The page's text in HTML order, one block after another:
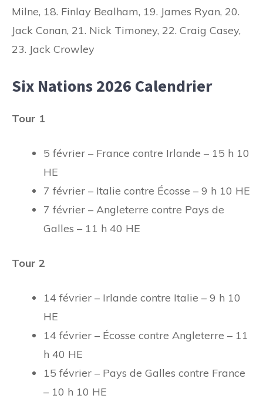
Milne, 18. Finlay Bealham, 19. James Ryan, 20.
Jack Conan, 21. Nick Timoney, 22. Craig Casey,
23. Jack Crowley
Six Nations 2026 Calendrier
Tour 1
5 février – France contre Irlande – 15 h 10
HE
7 février – Italie contre Écosse – 9 h 10 HE
7 février – Angleterre contre Pays de
Galles – 11 h 40 HE
Tour 2
14 février – Irlande contre Italie – 9 h 10
HE
14 février – Écosse contre Angleterre – 11
h 40 HE
15 février – Pays de Galles contre France
– 10 h 10 HE